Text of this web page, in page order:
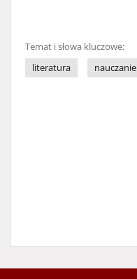
Temat i słowa kluczowe:
literatura
nauczanie